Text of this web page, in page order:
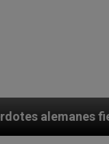
al Papa